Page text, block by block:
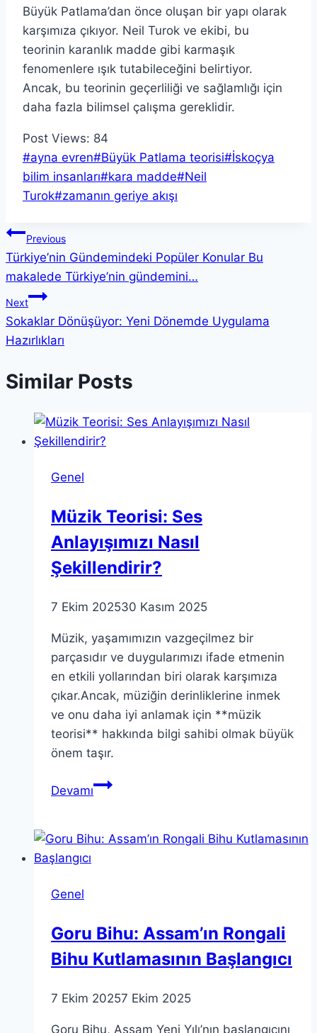
Büyük Patlama’dan önce oluşan bir yapı olarak
karşımıza çıkıyor. Neil Turok ve ekibi, bu
teorinin karanlık madde gibi karmaşık
fenomenlere ışık tutabileceğini belirtiyor.
Ancak, bu teorinin geçerliliği ve sağlamlığı için
daha fazla bilimsel çalışma gereklidir.
Post Views: 84
Post
Tags:
#ayna evren#Büyük Patlama teorisi#İskoçya
bilim insanları#kara madde#Neil
Turok#zamanın geriye akışı
Yazı
gezinmesi
Previous
Türkiye’nin Gündemindeki Popüler Konular Bu
makalede Türkiye’nin gündemini…
Next
Sokaklar Dönüşüyor: Yeni Dönemde Uygulama
Hazırlıkları
Similar Posts
Genel
Müzik Teorisi: Ses
Anlayışımızı Nasıl
Şekillendirir?
7 Ekim 202530 Kasım 2025
Müzik, yaşamımızın vazgeçilmez bir
parçasıdır ve duygularımızı ifade etmenin
en etkili yollarından biri olarak karşımıza
çıkar.Ancak, müziğin derinliklerine inmek
ve onu daha iyi anlamak için **müzik
teorisi** hakkında bilgi sahibi olmak büyük
önem taşır.
DevamıMüzik
Anlayışımızı
Genel
Goru Bihu: Assam’ın Rongali
Bihu Kutlamasının Başlangıcı
7 Ekim 20257 Ekim 2025
Goru Bihu, Assam Yeni Yılı’nın başlangıcını